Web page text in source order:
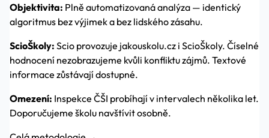
Objektivita: Plně automatizovaná analýza — identický
algoritmus bez výjimek a bez lidského zásahu.
ScioŠkoly: Scio provozuje jakouskolu.cz i ScioŠkoly. Číselné
hodnocení nezobrazujeme kvůli konfliktu zájmů. Textové
informace zůstávají dostupné.
Omezení: Inspekce ČŠI probíhají v intervalech několika let.
Doporučujeme školu navštívit osobně.